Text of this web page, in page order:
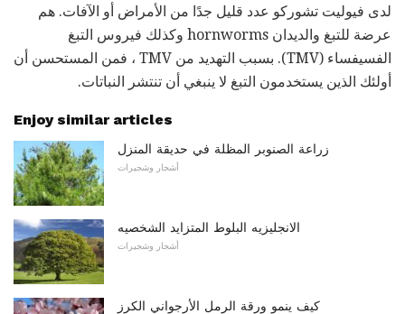
لدى فيوليت تشوركو عدد قليل جدًا من الأمراض أو الآفات. هم
عرضة للتبغ والديدان hornworms وكذلك فيروس التبغ
الفسيفساء (TMV). بسبب التهديد من TMV ، فمن المستحسن أن
أولئك الذين يستخدمون التبغ لا ينبغي أن تنتشر النباتات.
Enjoy similar articles
زراعة الصنوبر المظلة في حديقة المنزل
أشجار وشجيرات
الانجليزيه البلوط المتزايد الشخصيه
أشجار وشجيرات
كيف ينمو ورقة الرمل الأرجواني الكرز